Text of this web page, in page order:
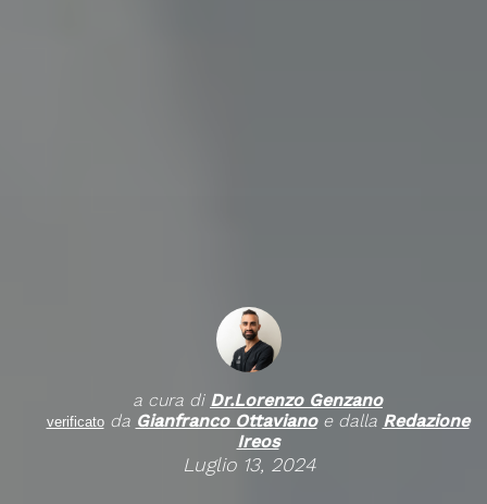
a cura di Dr.Lorenzo Genzano
verificatoda Gianfranco Ottavianoe dalla Redazione
Ireos
Luglio 13, 2024